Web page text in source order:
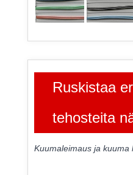
Ruskistaa
​​tehosteita
Kuumaleimaus ja kuuma